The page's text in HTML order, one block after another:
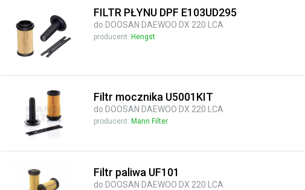
FILTR PŁYNU DPF E103UD295
do DOOSAN DAEWOO DX 220 LCA
producent:Hengst
Filtr mocznika U5001KIT
do DOOSAN DAEWOO DX 220 LCA
producent:Mann Filter
Filtr paliwa UF101
do DOOSAN DAEWOO DX 220 LCA